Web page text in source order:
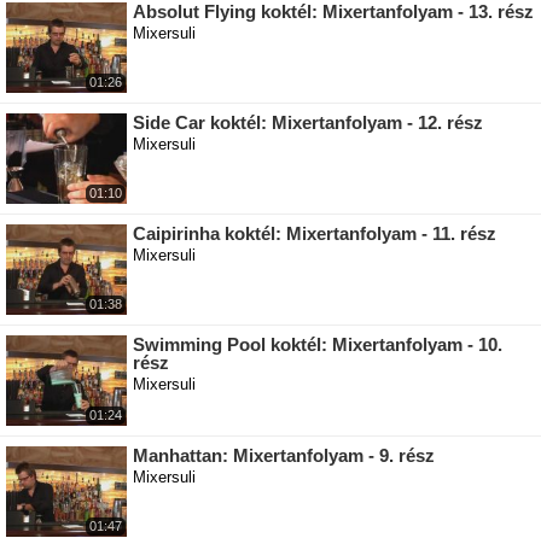
01:26
Absolut Flying koktél: Mixertanfolyam - 13. rész
Mixersuli
01:10
Side Car koktél: Mixertanfolyam - 12. rész
Mixersuli
01:38
Caipirinha koktél: Mixertanfolyam - 11. rész
Mixersuli
01:24
Swimming Pool koktél: Mixertanfolyam - 10.
rész
Mixersuli
01:47
Manhattan: Mixertanfolyam - 9. rész
Mixersuli